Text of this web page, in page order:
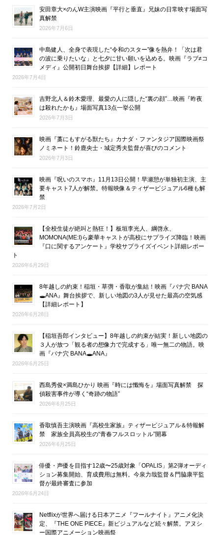
安田章大×のんW主演映画『平行と垂直』兄妹の日常映す場面写
真解禁
2026年7月6日
中島健人、全身で表現した“令和のスター”像を熱弁！「次は君
の波に乗りたいな」と七夕に甘い願いを込める。映画『ラブ≠コ
メディ』公開初日舞台挨拶【詳細】レポート
2026年7月4日
吉野北人＆鈴木愛理、最愛の人に隠した“裏の顔”…映画『昨夜
は殺れたかも』場面写真13点一挙公開
2026年7月3日
映画『藁にもすがる獣たち』カナダ・ファンタジア国際映画祭
ノミネート！鈴鹿央士・城定秀夫監督が喜びのコメント
2026年7月3日
映画『呪いのスマホ』11月13日公開！早瀬憩が単独初主演、主
要キャスト7人が解禁。特報映像＆ティザービジュアル6種も解
禁
2026年7月2日
【全校生徒が絶叫と熱狂！】板垣李光人、綱啓永、
MOMONA(ME:I)ら豪華キャストが高校にサプライズ降臨！映画
『口に関するアンケート』学校サプライズイベント詳細レポー
ト
2026年6月29日
8年越しの約束！稲垣・草彅・香取が集結！映画『バナ穴 BANA
🕳ANA』舞台挨拶で、新しい地図の3人が見せた最高の空気感
【詳細レポート】
2026年6月28日
【稲垣吾郎インタビュー】8年越しの約束が結実！新しい地図の
３人が放つ「観る者の想像力で完成する」唯一無二の物語。映
画『バナ穴 BANA🕳ANA』
2026年6月25日
西島秀俊×満島ひかり 映画『時には懺悔を』場面写真解禁 探
偵殺害事件が導く“奇跡の物語”
2026年6月25日
香取慎吾主演映画『高校生家族』ティザービジュアル＆特報解
禁 家族全員高校生の“青春フルスロットル”開幕
2026年6月25日
俳優・声優を目指す12歳〜25歳対象「OPALIS」第2弾オーディ
ション募集開始、育成費用は無料。今泉力哉監督＆門脇康平監
督が最終審査に参加
2026年6月24日
Netflixが世界へ届ける日本アニメ『フールナイト』アニメ化決
定、『THE ONE PIECE』新ビジュアルなど続々解禁。アヌシ
ー国際アニメーション映画祭